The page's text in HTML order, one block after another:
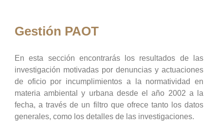
Gestión PAOT
En esta sección encontrarás los resultados de las
investigación motivadas por denuncias y actuaciones
de oficio por incumplimientos a la normatividad en
materia ambiental y urbana desde el año 2002 a la
fecha, a través de un filtro que ofrece tanto los datos
generales, como los detalles de las investigaciones.